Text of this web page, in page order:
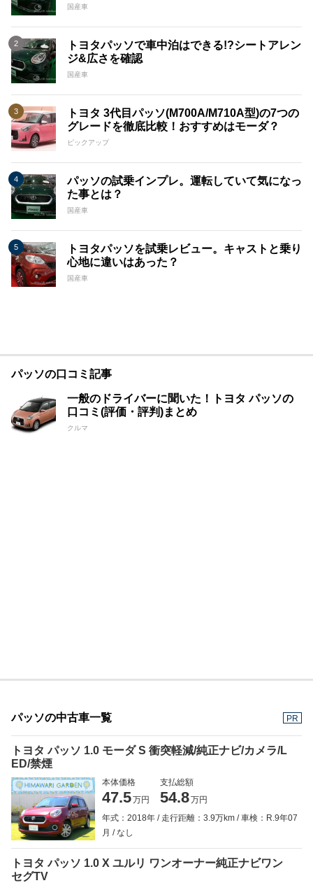
国産車
トヨタパッソで車中泊はできる!?シートアレン
ジ&広さを確認
国産車
トヨタ 3代目パッソ(M700A/M710A型)の7つの
グレードを徹底比較！おすすめはモーダ？
ピックアップ
パッソの試乗インプレ。運転していて気になっ
た事とは？
国産車
トヨタパッソを試乗レビュー。キャストと乗り
心地に違いはあった？
国産車
パッソの口コミ記事
一般のドライバーに聞いた！トヨタ パッソの
口コミ(評価・評判)まとめ
クルマ
パッソの中古車一覧 PR
トヨタ パッソ 1.0 モーダ S 衝突軽減/純正ナビ/カメラ/L
ED/禁煙
本体価格
47.5万円
支払総額
54.8万円
年式：2018年
走行距離：3.9万km
車検：R.9年07
月
なし
トヨタ パッソ 1.0 X ユルリ ワンオーナー純正ナビワン
セグTV